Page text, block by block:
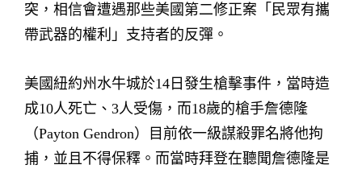
突，相信會遭遇那些美國第二修正案「民眾有攜
帶武器的權利」支持者的反彈。
美國紐約州水牛城於14日發生槍擊事件，當時造
成10人死亡、3人受傷，而18歲的槍手詹德隆
（Payton Gendron）目前依一級謀殺罪名將他拘
捕，並且不得保釋。而當時拜登在聽聞詹德隆是